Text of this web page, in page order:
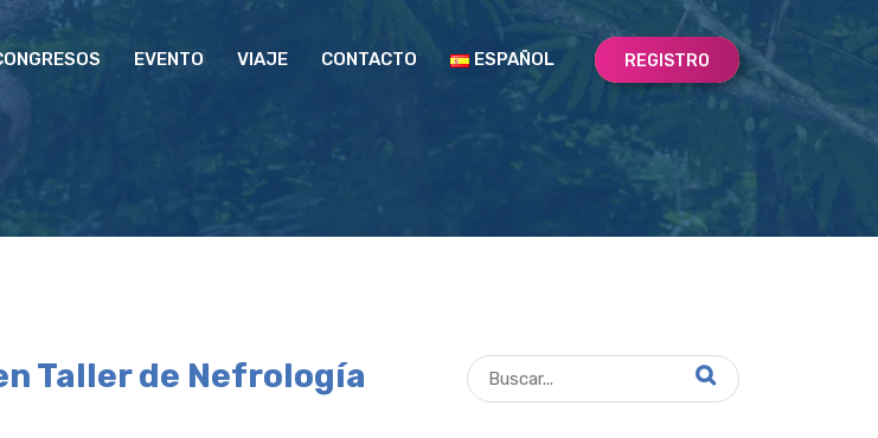
REGISTRO
EVENTO VIAJE CONTACTO ESPAÑOL
Taller de Nefrología